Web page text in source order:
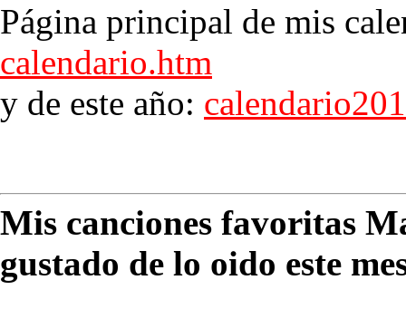
Página principal de mis
calendario.htm
y de este año:
Mis canciones favoritas
gustado de lo oido este